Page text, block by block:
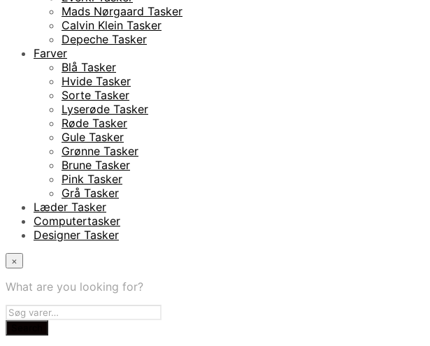
Mads Nørgaard Tasker
Calvin Klein Tasker
Depeche Tasker
Farver
Blå Tasker
Hvide Tasker
Sorte Tasker
Lyserøde Tasker
Røde Tasker
Gule Tasker
Grønne Tasker
Brune Tasker
Pink Tasker
Grå Tasker
Læder Tasker
Computertasker
Designer Tasker
×
What are you looking for?